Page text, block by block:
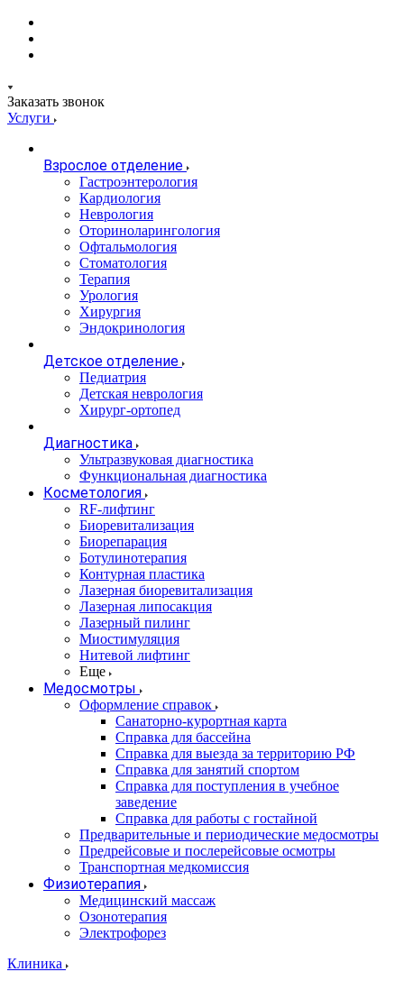
Заказать звонок
Услуги
Взрослое отделение
Гастроэнтерология
Кардиология
Неврология
Оториноларингология
Офтальмология
Стоматология
Терапия
Урология
Хирургия
Эндокринология
Детское отделение
Педиатрия
Детская неврология
Хирург-ортопед
Диагностика
Ультразвуковая диагностика
Функциональная диагностика
Косметология
RF-лифтинг
Биоревитализация
Биорепарация
Ботулинотерапия
Контурная пластика
Лазерная биоревитализация
Лазерная липосакция
Лазерный пилинг
Миостимуляция
Нитевой лифтинг
Еще
Медосмотры
Оформление справок
Санаторно-курортная карта
Справка для бассейна
Справка для выезда за территорию РФ
Справка для занятий спортом
Справка для поступления в учебное
заведение
Справка для работы с гостайной
Предварительные и периодические медосмотры
Предрейсовые и послерейсовые осмотры
Транспортная медкомиссия
Физиотерапия
Медицинский массаж
Озонотерапия
Электрофорез
Клиника